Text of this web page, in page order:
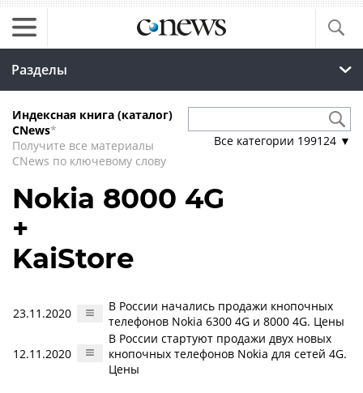
Разделы
Индексная книга (каталог)
CNews*
Получите все материалы
CNews по ключевому слову
Все категории 199124 ▼
Nokia 8000 4G
+
KaiStore
23.11.2020
В России начались продажи кнопочных
телефонов Nokia 6300 4G и 8000 4G. Цены
12.11.2020
В России стартуют продажи двух новых
кнопочных телефонов Nokia для сетей 4G.
Цены